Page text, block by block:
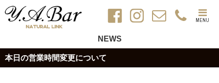
MENU
NEWS
本日の営業時間変更について